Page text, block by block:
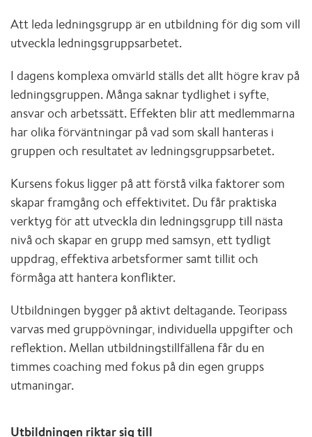
Att leda ledningsgrupp är en utbildning för dig som vill
utveckla ledningsgruppsarbetet.
I dagens komplexa omvärld ställs det allt högre krav på
ledningsgruppen. Många saknar tydlighet i syfte,
ansvar och arbetssätt. Effekten blir att medlemmarna
har olika förväntningar på vad som skall hanteras i
gruppen och resultatet av ledningsgruppsarbetet.
Kursens fokus ligger på att förstå vilka faktorer som
skapar framgång och effektivitet. Du får praktiska
verktyg för att utveckla din ledningsgrupp till nästa
nivå och skapar en grupp med samsyn, ett tydligt
uppdrag, effektiva arbetsformer samt tillit och
förmåga att hantera konflikter.
Utbildningen bygger på aktivt deltagande. Teoripass
varvas med gruppövningar, individuella uppgifter och
reflektion. Mellan utbildningstillfällena får du en
timmes coaching med fokus på din egen grupps
utmaningar.
Utbildningen riktar sig till